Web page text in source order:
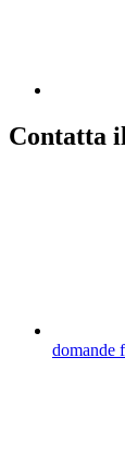
Contatta
domande